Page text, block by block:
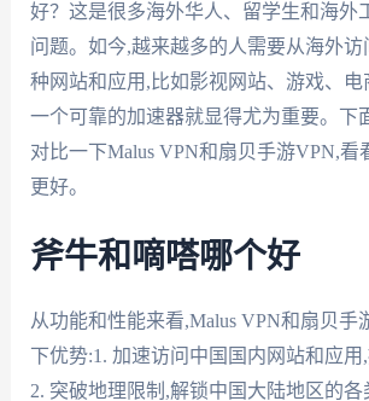
好？这是很多海外华人、留学生和海外
问题。如今,越来越多的人需要从海外
种网站和应用,比如影视网站、游戏、电
一个可靠的加速器就显得尤为重要。下
对比一下Malus VPN和扇贝手游VPN,看
更好。
斧牛和嘀嗒哪个好
从功能和性能来看,Malus VPN和扇贝手
下优势:1. 加速访问中国国内网站和应用,
2. 突破地理限制,解锁中国大陆地区的各